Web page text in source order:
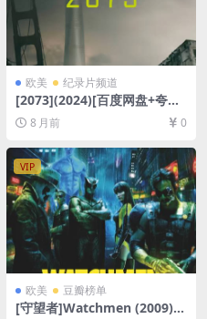
欧美 纪录片频道
[2073](2024)[百度网盘+夸克
网盘1080P超清未删减资源]
[网盘在线播放/下载][MP4/3G
8 月前 0
VIP
欧美 豆瓣榜单
[守望者]Watchmen (2009)2